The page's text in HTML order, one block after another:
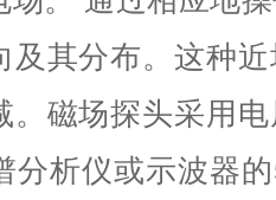
及其分布。这种
。磁场探头采用
分析仪或示波器